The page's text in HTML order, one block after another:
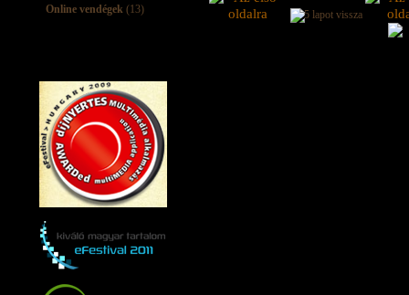
Online vendégek (13)